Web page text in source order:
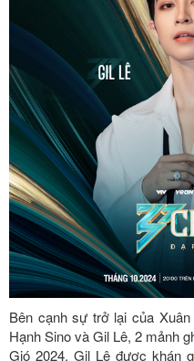
Bên cạnh sự trở lại của
Hạnh Sino và Gil Lê, 2 mảnh
Gió 2024. Gil Lê được khán